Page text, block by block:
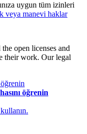
uygun tüm izinleri
veya manevi haklar
open licenses and
their work. Our legal
öğrenin
öğrenin